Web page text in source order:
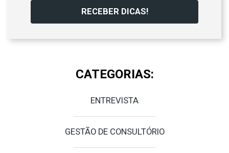
RECEBER DICAS!
CATEGORIAS:
ENTREVISTA
GESTÃO DE CONSULTÓRIO